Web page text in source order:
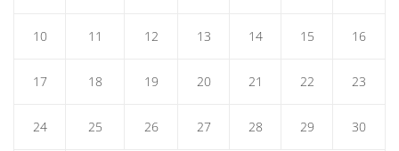
10 11 12 13 14 15 16
17 18 19 20 21 22 23
24 25 26 27 28 29 30